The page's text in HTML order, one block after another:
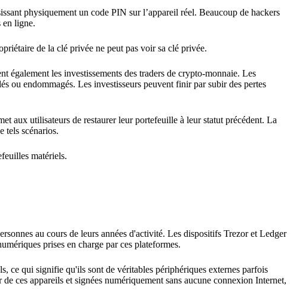
physiquement un code PIN sur l’appareil réel. Beaucoup de hackers
en ligne.
de la clé privée ne peut pas voir sa clé privée.
également les investissements des traders de crypto-monnaie. Les
ou endommagés. Les investisseurs peuvent finir par subir des pertes
aux utilisateurs de restaurer leur portefeuille à leur statut précédent. La
tels scénarios.
matériels.
au cours de leurs années d'activité. Les dispositifs Trezor et Ledger
prises en charge par ces plateformes.
ce qui signifie qu'ils sont de véritables périphériques externes parfois
ces appareils et signées numériquement sans aucune connexion Internet,